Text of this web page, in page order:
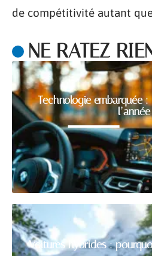
de compétitivité autant
NE RATEZ
Technologie embarquée
l’année
Voitures hybrides :